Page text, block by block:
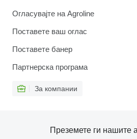
Огласувајте на Agroline
Поставете ваш оглас
Поставете банер
Партнерска програма
За компании
Преземете ги нашите